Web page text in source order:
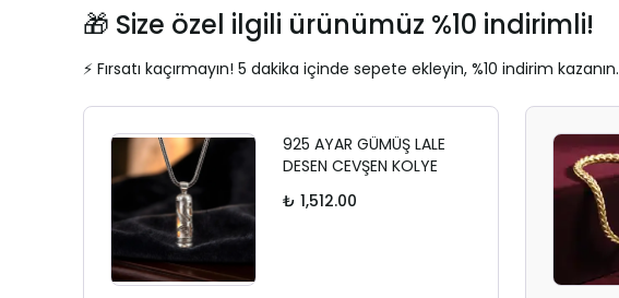
🎁 Size özel ilgili ürünümüz %10 indirimli!
⚡ Fırsatı kaçırmayın! 5 dakika içinde sepete ekleyin, %10 indirim kazanın.
925 AYAR GÜMÜŞ LALE
DESEN CEVŞEN KOLYE
₺ 1,512.00